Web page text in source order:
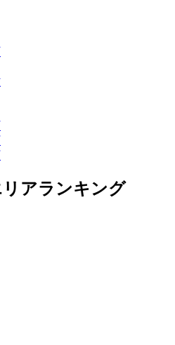
アランキング